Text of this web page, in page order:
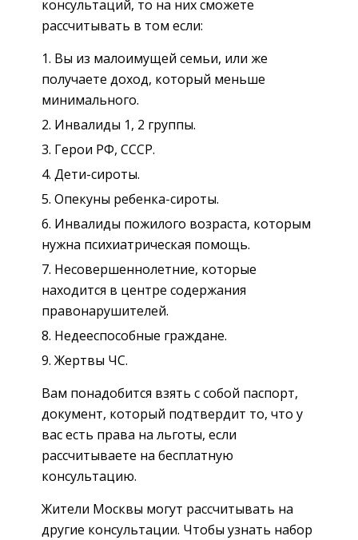
консультаций, то на них сможете
рассчитывать в том если:
Вы из малоимущей семьи, или же
получаете доход, который меньше
минимального.
Инвалиды 1, 2 группы.
Герои РФ, СССР.
Дети-сироты.
Опекуны ребенка-сироты.
Инвалиды пожилого возраста, которым
нужна психиатрическая помощь.
Несовершеннолетние, которые
находится в центре содержания
правонарушителей.
Недееспособные граждане.
Жертвы ЧС.
Вам понадобится взять с собой паспорт,
документ, который подтвердит то, что у
вас есть права на льготы, если
рассчитываете на бесплатную
консультацию.
Жители Москвы могут рассчитывать на
другие консультации. Чтобы узнать набор